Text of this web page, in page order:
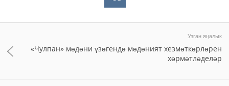
Узган яңалык
«Чулпан» мәдәни үзәгендә мәдәният хезмәткәрләрен
хөрмәтләделәр